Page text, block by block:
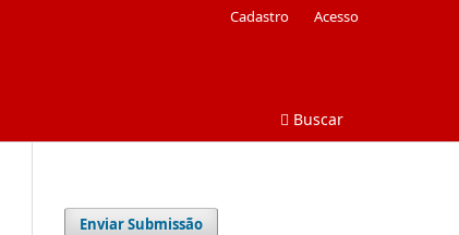
Buscar
Cadastro Acesso
Enviar Submissão